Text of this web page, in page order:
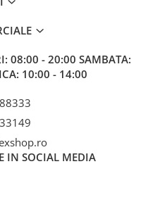
08:00 - 20:00 SAMBATA:
10:00 - 14:00
IN SOCIAL MEDIA